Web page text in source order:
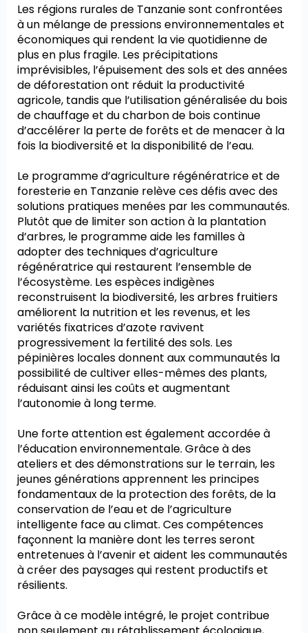
Les régions rurales de Tanzanie sont confrontées
à un mélange de pressions environnementales et
économiques qui rendent la vie quotidienne de
plus en plus fragile. Les précipitations
imprévisibles, l’épuisement des sols et des années
de déforestation ont réduit la productivité
agricole, tandis que l’utilisation généralisée du bois
de chauffage et du charbon de bois continue
d’accélérer la perte de forêts et de menacer à la
fois la biodiversité et la disponibilité de l’eau.
Le programme d’agriculture régénératrice et de
foresterie en Tanzanie relève ces défis avec des
solutions pratiques menées par les communautés.
Plutôt que de limiter son action à la plantation
d’arbres, le programme aide les familles à
adopter des techniques d’agriculture
régénératrice qui restaurent l’ensemble de
l’écosystème. Les espèces indigènes
reconstruisent la biodiversité, les arbres fruitiers
améliorent la nutrition et les revenus, et les
variétés fixatrices d’azote ravivent
progressivement la fertilité des sols. Les
pépinières locales donnent aux communautés la
possibilité de cultiver elles-mêmes des plants,
réduisant ainsi les coûts et augmentant
l’autonomie à long terme.
Une forte attention est également accordée à
l’éducation environnementale. Grâce à des
ateliers et des démonstrations sur le terrain, les
jeunes générations apprennent les principes
fondamentaux de la protection des forêts, de la
conservation de l’eau et de l’agriculture
intelligente face au climat. Ces compétences
façonnent la manière dont les terres seront
entretenues à l’avenir et aident les communautés
à créer des paysages qui restent productifs et
résilients.
Grâce à ce modèle intégré, le projet contribue